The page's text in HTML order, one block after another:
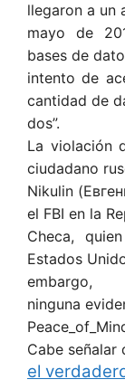
llegaron a un
mayo de
bases de
intento de
cantidad de
dos”.
La violación
ciudadano
Nikulin
el FBI en la
Checa,
Estados
ninguna
Cabe señalar
el